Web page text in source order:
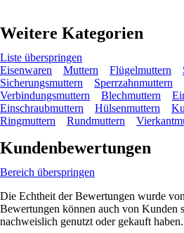
Weitere Kategorien
Liste überspringen
Eisenwaren
Muttern Flügelmuttern
Sicherungsmuttern
Sperrzahnmuttern
Verbindungsmuttern
Blechmuttern
Einschraubmuttern
Hülsenmuttern
Ringmuttern
Rundmuttern
Kundenbewertungen
Bereich überspringen
Die Echtheit der Bewertungen wurde
Bewertungen können auch von Kunden
nachweislich genutzt oder gekauft haben.